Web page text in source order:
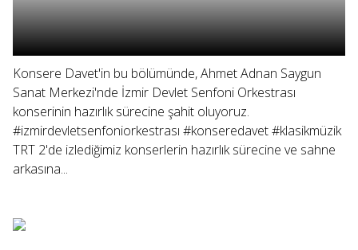
Konsere Davet'in bu bölümünde, Ahmet Adnan Saygun
Sanat Merkezi'nde İzmir Devlet Senfoni Orkestrası
konserinin hazırlık sürecine şahit oluyoruz.
#izmirdevletsenfoniorkestrası #konseredavet #klasikmüzik
TRT 2'de izlediğimiz konserlerin hazırlık sürecine ve sahne
arkasına...